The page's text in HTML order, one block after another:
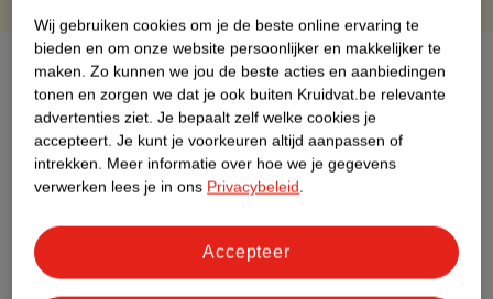
Over dit product
Productinformatie
Etiketinformatie
Nature Impact Score
Dit product heeft (nog) geen Nature
Wij gebruiken cookies om je de beste online ervaring te
bieden en om onze website persoonlijker en makkelijker te
maken. Zo kunnen we jou de beste acties en aanbiedingen
tonen en zorgen we dat je ook buiten Kruidvat.be relevante
advertenties ziet. Je bepaalt zelf welke cookies je
accepteert. Je kunt je voorkeuren altijd aanpassen of
intrekken. Meer informatie over hoe we je gegevens
verwerken lees je in ons Privacybeleid.
Accepteer